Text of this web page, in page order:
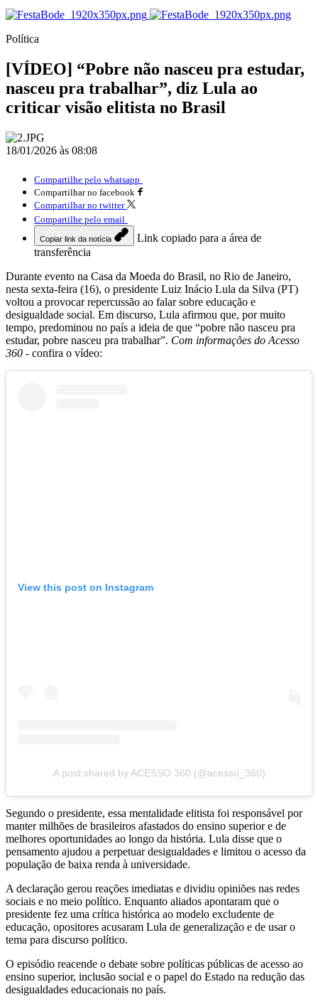
Política
[VÍDEO] “Pobre não nasceu pra estudar,
nasceu pra trabalhar”, diz Lula ao
criticar visão elitista no Brasil
18/01/2026 às 08:08
Compartilhe pelo whatsapp
Compartilhar no facebook
Compartilhar no twitter
Compartilhe pelo email
Copiar link da notícia
Link copiado para a área de
transferência
Durante evento na Casa da Moeda do Brasil, no Rio de Janeiro,
nesta sexta-feira (16), o presidente Luiz Inácio Lula da Silva (PT)
voltou a provocar repercussão ao falar sobre educação e
desigualdade social. Em discurso, Lula afirmou que, por muito
tempo, predominou no país a ideia de que “pobre não nasceu pra
estudar, pobre nasceu pra trabalhar”. Com informações do Acesso
360 - confira o vídeo:
View this post on Instagram
A post shared by ACESSO 360 (@acesso_360)
Segundo o presidente, essa mentalidade elitista foi responsável por
manter milhões de brasileiros afastados do ensino superior e de
melhores oportunidades ao longo da história. Lula disse que o
pensamento ajudou a perpetuar desigualdades e limitou o acesso da
população de baixa renda à universidade.
A declaração gerou reações imediatas e dividiu opiniões nas redes
sociais e no meio político. Enquanto aliados apontaram que o
presidente fez uma crítica histórica ao modelo excludente de
educação, opositores acusaram Lula de generalização e de usar o
tema para discurso político.
O episódio reacende o debate sobre políticas públicas de acesso ao
ensino superior, inclusão social e o papel do Estado na redução das
desigualdades educacionais no país.